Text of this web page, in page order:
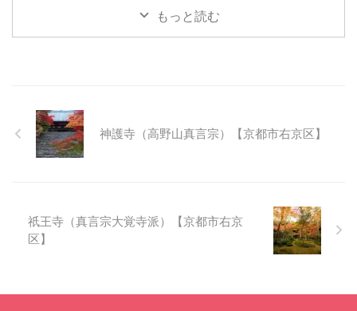
もっと読む
神護寺（高野山真言宗）【京都市右京区】
祇王寺（真言宗大覚寺派）【京都市右京
区】